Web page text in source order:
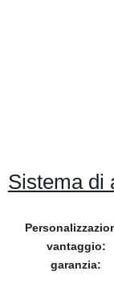
Sistema di
vantaggio:
garanzia: